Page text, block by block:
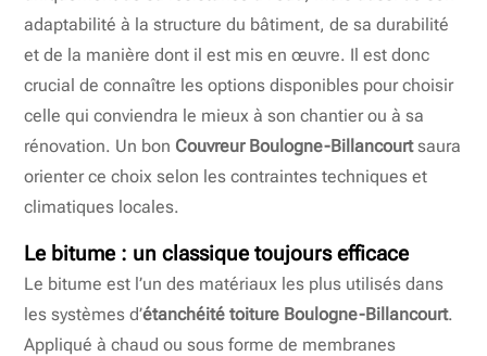
adaptabilité à la structure du bâtiment, de sa durabilité
et de la manière dont il est mis en œuvre. Il est donc
crucial de connaître les options disponibles pour choisir
celle qui conviendra le mieux à son chantier ou à sa
rénovation. Un bon Couvreur Boulogne-Billancourtsaura
orienter ce choix selon les contraintes techniques et
climatiques locales.
Le bitume : un classique toujours efficace
Le bitume est l’un des matériaux les plus utilisés dans
les systèmes d’étanchéité toiture Boulogne-Billancourt.
Appliqué à chaud ou sous forme de membranes